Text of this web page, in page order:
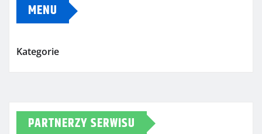
MENU
Kategorie
PARTNERZY SERWISU